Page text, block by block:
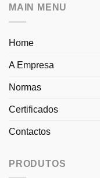
MAIN MENU
Home
A Empresa
Normas
Certificados
Contactos
PRODUTOS